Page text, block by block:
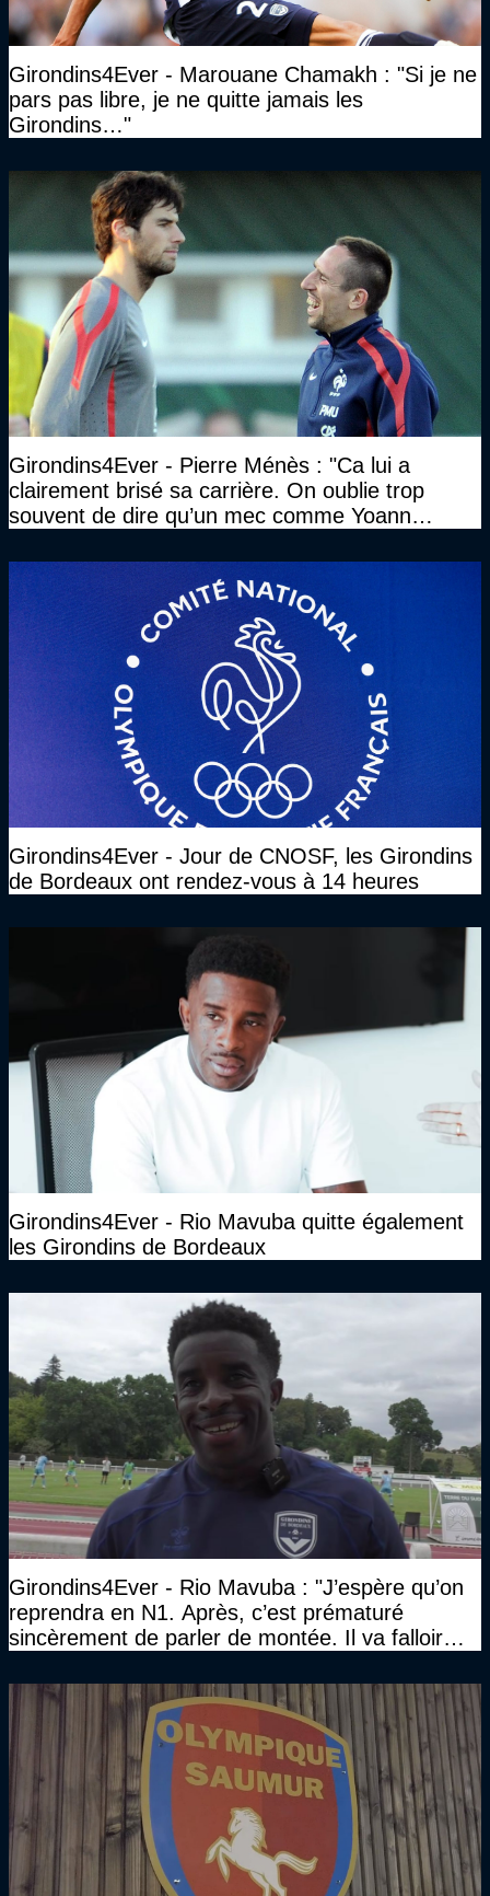
Girondins4Ever - Marouane Chamakh : "Si je ne
pars pas libre, je ne quitte jamais les
Girondins…"
Girondins4Ever - Pierre Ménès : "Ca lui a
clairement brisé sa carrière. On oublie trop
souvent de dire qu’un mec comme Yoann
Girondins4Ever - Jour de CNOSF, les Girondins
de Bordeaux ont rendez-vous à 14 heures
Girondins4Ever - Rio Mavuba quitte également
les Girondins de Bordeaux
Girondins4Ever - Rio Mavuba : "J’espère qu’on
reprendra en N1. Après, c’est prématuré
sincèrement de parler de montée. Il va falloir